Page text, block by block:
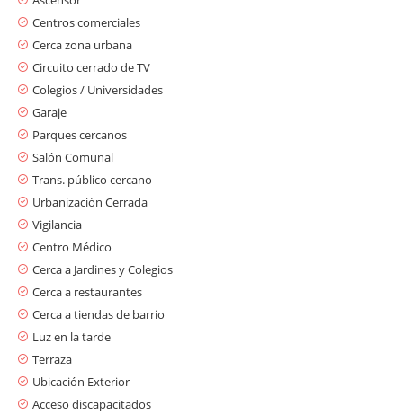
Centros comerciales
Cerca zona urbana
Circuito cerrado de TV
Colegios / Universidades
Garaje
Parques cercanos
Salón Comunal
Trans. público cercano
Urbanización Cerrada
Vigilancia
Centro Médico
Cerca a Jardines y Colegios
Cerca a restaurantes
Cerca a tiendas de barrio
Luz en la tarde
Terraza
Ubicación Exterior
Acceso discapacitados